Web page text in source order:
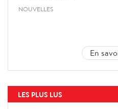
NOUVELLES
En
LES PLUS LUS